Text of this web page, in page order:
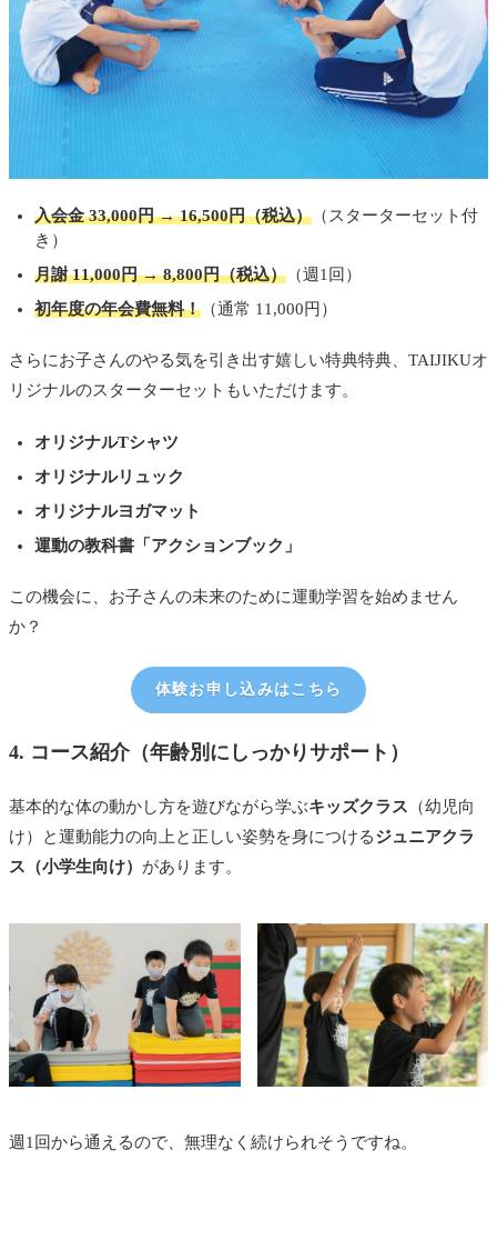
入会金 33,000円 → 16,500円（税込）（スターターセット付
き）
月謝 11,000円 → 8,800円（税込）（週1回）
初年度の年会費無料！（通常 11,000円）
さらにお子さんのやる気を引き出す嬉しい特典特典、TAIJIKUオ
リジナルのスターターセットもいただけます。
オリジナルTシャツ
オリジナルリュック
オリジナルヨガマット
運動の教科書「アクションブック」
この機会に、お子さんの未来のために運動学習を始めません
か？
体験お申し込みはこちら
4. コース紹介（年齢別にしっかりサポート）
基本的な体の動かし方を遊びながら学ぶキッズクラス （幼児向
け）と運動能力の向上と正しい姿勢を身につけるジュニアクラ
ス（小学生向け） があります。
週1回から通えるので、無理なく続けられそうですね。